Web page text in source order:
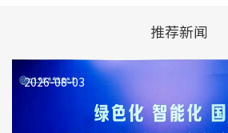
推荐新闻
2026-08-03